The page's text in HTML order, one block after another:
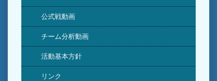
公式戦動画
チーム分析動画
活動基本方針
リンク